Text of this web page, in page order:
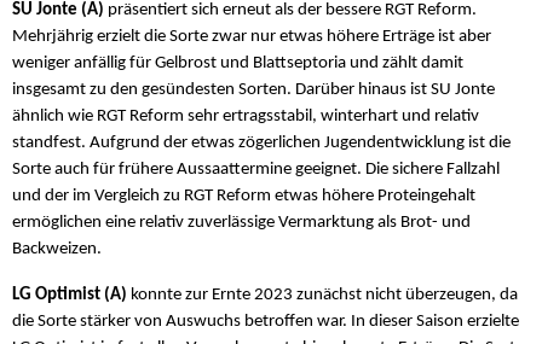
SU Jonte (A) präsentiert sich erneut als der bessere RGT Reform.
Mehrjährig erzielt die Sorte zwar nur etwas höhere Erträge ist aber
weniger anfällig für Gelbrost und Blattseptoria und zählt damit
insgesamt zu den gesündesten Sorten. Darüber hinaus ist SU Jonte
ähnlich wie RGT Reform sehr ertragsstabil, winterhart und relativ
standfest. Aufgrund der etwas zögerlichen Jugendentwicklung ist die
Sorte auch für frühere Aussaattermine geeignet. Die sichere Fallzahl
und der im Vergleich zu RGT Reform etwas höhere Proteingehalt
ermöglichen eine relativ zuverlässige Vermarktung als Brot- und
Backweizen.
LG Optimist (A) konnte zur Ernte 2023 zunächst nicht überzeugen, da
die Sorte stärker von Auswuchs betroffen war. In dieser Saison erzielte